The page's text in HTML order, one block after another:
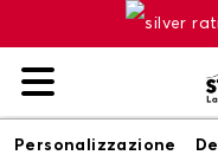
Personalizzazione